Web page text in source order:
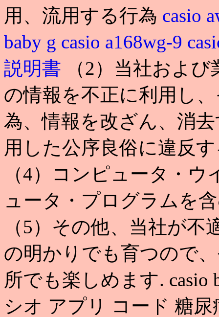
用、流用する行為 casio
baby g casio a168wg-9
説明書
（2）当社およ
の情報を不正に利用し
為、情報を改ざん、消
用した公序良俗に違反
（4）コンピュータ・
ュータ・プログラムを
（5）その他、当社が
の明かりでも育つので
所でも楽しめます. casio
シオ アプリ コード 糖